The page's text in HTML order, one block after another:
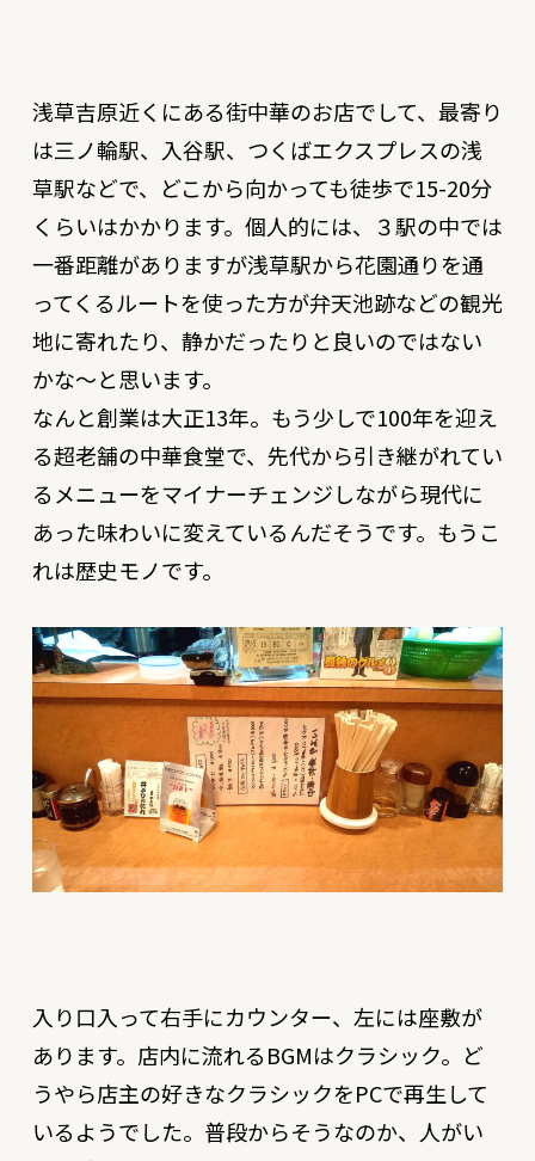
浅草吉原近くにある街中華のお店でして、最寄り
は三ノ輪駅、入谷駅、つくばエクスプレスの浅
草駅などで、どこから向かっても徒歩で15-20分
くらいはかかります。個人的には、３駅の中では
一番距離がありますが浅草駅から花園通りを通
ってくるルートを使った方が弁天池跡などの観光
地に寄れたり、静かだったりと良いのではない
かな〜と思います。
なんと創業は大正13年。もう少しで100年を迎え
る超老舗の中華食堂で、先代から引き継がれてい
るメニューをマイナーチェンジしながら現代に
あった味わいに変えているんだそうです。もうこ
れは歴史モノです。
入り口入って右手にカウンター、左には座敷が
あります。店内に流れるBGMはクラシック。ど
うやら店主の好きなクラシックをPCで再生して
いるようでした。普段からそうなのか、人がい